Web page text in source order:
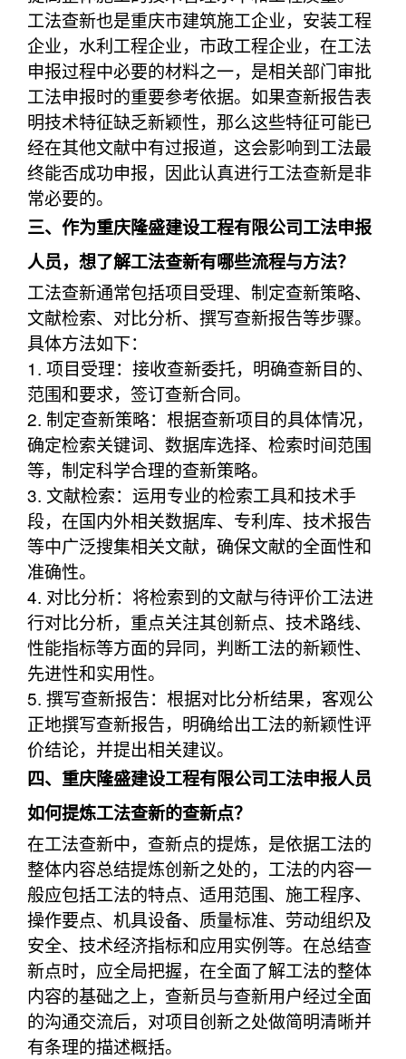
工法查新也是重庆市建筑施工企业，安装工程
企业，水利工程企业，市政工程企业，在工法
申报过程中必要的材料之一，是相关部门审批
工法申报时的重要参考依据。如果查新报告表
明技术特征缺乏新颖性，那么这些特征可能已
经在其他文献中有过报道，这会影响到工法最
终能否成功申报，因此认真进行工法查新是非
常必要的。
三、作为重庆隆盛建设工程有限公司工法申报
人员，想了解工法查新有哪些流程与方法？
工法查新通常包括项目受理、制定查新策略、
文献检索、对比分析、撰写查新报告等步骤。
具体方法如下：
1. 项目受理：接收查新委托，明确查新目的、
范围和要求，签订查新合同。
2. 制定查新策略：根据查新项目的具体情况，
确定检索关键词、数据库选择、检索时间范围
等，制定科学合理的查新策略。
3. 文献检索：运用专业的检索工具和技术手
段，在国内外相关数据库、专利库、技术报告
等中广泛搜集相关文献，确保文献的全面性和
准确性。
4. 对比分析：将检索到的文献与待评价工法进
行对比分析，重点关注其创新点、技术路线、
性能指标等方面的异同，判断工法的新颖性、
先进性和实用性。
5. 撰写查新报告：根据对比分析结果，客观公
正地撰写查新报告，明确给出工法的新颖性评
价结论，并提出相关建议。
四、重庆隆盛建设工程有限公司工法申报人员
如何提炼工法查新的查新点？
在工法查新中，查新点的提炼，是依据工法的
整体内容总结提炼创新之处的，工法的内容一
般应包括工法的特点、适用范围、施工程序、
操作要点、机具设备、质量标准、劳动组织及
安全、技术经济指标和应用实例等。在总结查
新点时，应全局把握，在全面了解工法的整体
内容的基础之上，查新员与查新用户经过全面
的沟通交流后，对项目创新之处做简明清晰并
有条理的描述概括。